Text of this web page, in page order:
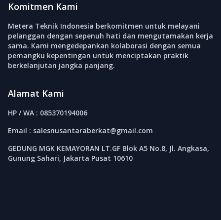
Komitmen Kami
Metera Teknik Indonesia berkomitmen untuk melayani
pelanggan dengan sepenuh hati dan mengutamakan kerja
sama. Kami mengedepankan kolaborasi dengan semua
pemangku kepentingan untuk menciptakan praktik
berkelanjutan jangka panjang.
Alamat Kami
HP / WA : 085370194006
Email : salesnusantaraberkat@gmail.com
GEDUNG MGK KEMAYORAN LT.GF Blok A5 No.8, Jl. Angkasa,
Gunung Sahari, Jakarta Pusat 10610